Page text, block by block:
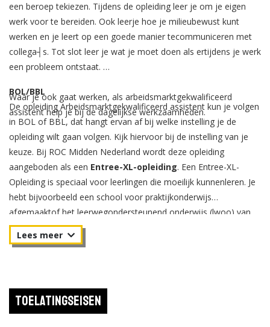
een beroep tekiezen. Tijdens de opleiding leer je om je eigen
werk voor te bereiden. Ook leerje hoe je milieubewust kunt
werken en je leert op een goede manier tecommuniceren met
collega┤s. Tot slot leer je wat je moet doen als ertijdens je werk
een probleem ontstaat.
Waar je ook gaat werken, als arbeidsmarktgekwalificeerd
assistent help je bij de dagelijkse werkzaamheden.
BOL/BBL
De opleiding Arbeidsmarktgekwalificeerd assistent kun je volgen
in BOL of BBL, dat hangt ervan af bij welke instelling je de
opleiding wilt gaan volgen. Kijk hiervoor bij de instelling van je
keuze. Bij ROC Midden Nederland wordt deze opleiding
aangeboden als een Entree-XL-opleiding. Een Entree-XL-
Opleiding is speciaal voor leerlingen die moeilijk kunnenleren. Je
hebt bijvoorbeeld een school voor praktijkonderwijs
afgemaaktof het leerwegondersteunend onderwijs (lwoo) van
het vmbo gevolgd.
Toelatingseisen